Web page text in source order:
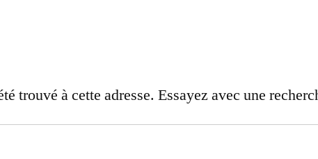
trouvé à cette adresse. Essayez avec une